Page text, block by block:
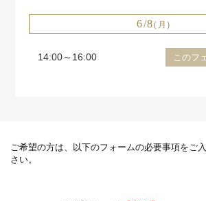
6/8(月)
14:00～16:00 このフ